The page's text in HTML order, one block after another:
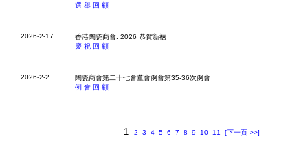
選舉回顧
2026-2-17
香港陶瓷商會: 2026 恭賀新禧
慶祝回顧
2026-2-2
陶瓷商會第二十七會董會例會第35-36次例會
例會回顧
1 2 3 4 5 6 7 8 9 10 11 [下一頁 >>]